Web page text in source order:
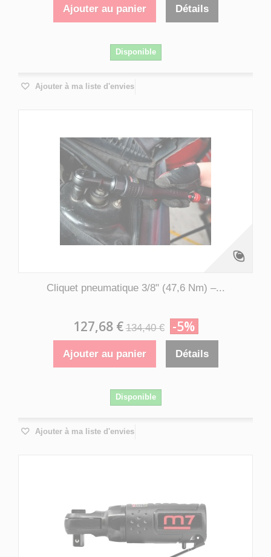
Ajouter au panier Détails
Disponible
Ajouter à ma liste d'envies
Cliquet pneumatique 3/8" (47,6 Nm) –...
127,68 € 134,40 € -5%
Ajouter au panier Détails
Disponible
Ajouter à ma liste d'envies